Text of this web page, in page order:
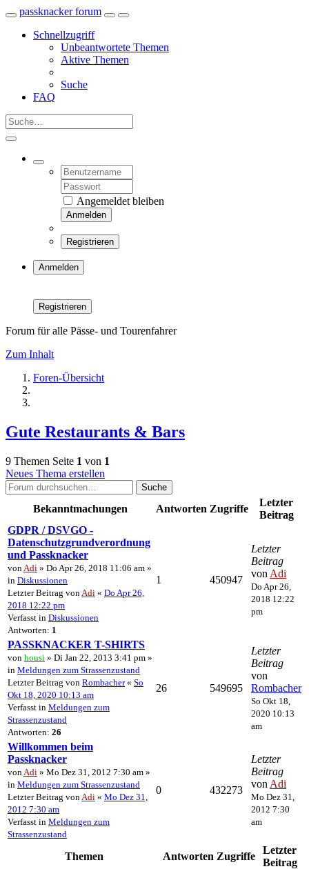
passknacker forum
Schnellzugriff
Unbeantwortete Themen
Aktive Themen
Suche
FAQ
Angemeldet bleiben
Anmelden
Registrieren
Anmelden
Registrieren
Forum für alle Pässe- und Tourenfahrer
Zum Inhalt
Foren-Übersicht
Gute Restaurants & Bars
9 Themen Seite 1 von 1
Neues Thema erstellen
Suche
Bekanntmachungen Antworten Zugriffe
Letzter
Beitrag
GDPR / DSVGO -
Datenschutzgrundverordnung
und Passknacker
von Adi » Do Apr 26, 2018 11:06 am »
in Diskussionen
Letzter Beitrag von Adi « Do Apr 26,
2018 12:22 pm
Verfasst in Diskussionen
Antworten: 1
1 450947
Letzter
Beitrag
von Adi
Do Apr 26,
2018 12:22
pm
PASSKNACKER T-SHIRTS
von housi » Di Jan 22, 2013 3:41 pm »
in Meldungen zum Strassenzustand
Letzter Beitrag von Rombacher« So
Okt 18, 2020 10:13 am
Verfasst in Meldungen zum
Strassenzustand
Antworten: 26
26 549695
Letzter
Beitrag
von
Rombacher
So Okt 18,
2020 10:13
am
Willkommen beim
Passknacker
von Adi » Mo Dez 31, 2012 7:30 am »
in Meldungen zum Strassenzustand
Letzter Beitrag von Adi « Mo Dez 31,
2012 7:30 am
Verfasst in Meldungen zum
Strassenzustand
0 432273
Letzter
Beitrag
von Adi
Mo Dez 31,
2012 7:30
am
Themen Antworten Zugriffe
Letzter
Beitrag